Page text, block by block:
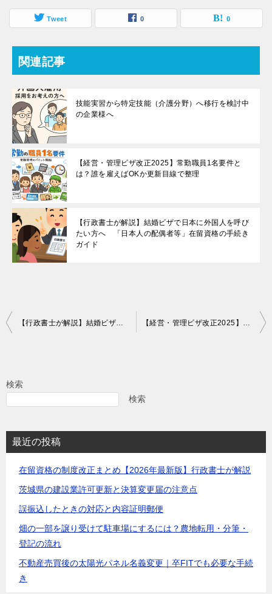
Tweet 0 0
関連記事
技能実習から特定技能（介護分野）へ移行を検討中
の企業様へ
【経営・管理ビザ改正2025】常勤職員1名要件と
は？誰を雇えばOKか更新目線で整理
【行政書士が解説】結婚ビザで日本に外国人を呼び
たい方へ 「日本人の配偶者等」在留資格の手続き
ガイド
投
ビ
シ
ョ
【行政書士が解説】結婚ビザで日本に外国人を呼びたい方へ 「日本人の配偶者等」在留資格の手続きガイド 【経営・管理ビザ改正2025】常勤職員1名要件とは？誰を雇えばOKか更新目線で整理
検索
検索
最近の投稿
在留資格の制度改正まとめ【2026年最新版】行政書士が解説
茨城県の建設業許可更新と決算変更届の注意点
誤振込したときの対応と内容証明郵便
畑の一部を譲り受けて駐車場にするには？農地転用・分筆・
登記の流れ
不動産売買後の太陽光パネル名義変更｜卒FITでも必要な手続
き